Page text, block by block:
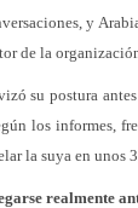
y
de la
su postura
los informes,
la suya en unos
realmente